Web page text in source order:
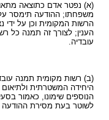
(א) נפטר אדם כתוצאה
משפחתו; ההודעה תימסר על
הרשות המקומית וכן על ידי
הענין; לצורך זה תמנה כל
עובדיה.
(ב) רשות מקומית תמנה
היחידה המשטרתית ולתיאום
הנוספים שימונו, כאמור
לשוטר בעת מסירת ההודעה